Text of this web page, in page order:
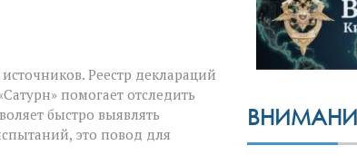
Реестр деклараций
помогает отследить
быстро выявлять
это повод для